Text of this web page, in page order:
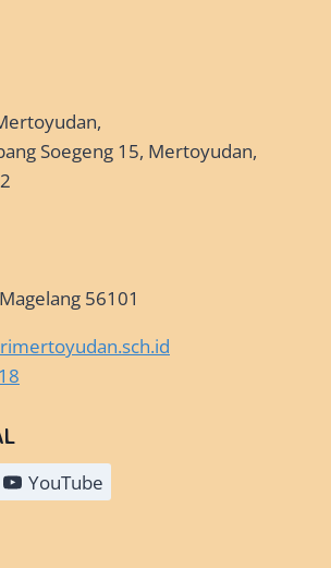
Soegeng 15, Mertoyudan,
56101
YouTube